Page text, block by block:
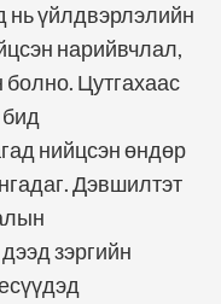
нь үйлдвэрлэлийн
нарийвчлал,
Цутгахаас
бид
нийцсэн өндөр
Дэвшилтэт
зэргийн